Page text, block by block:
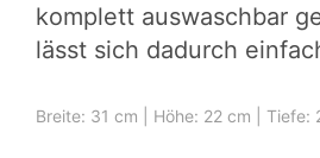
komplett auswaschbar
lässt sich dadurch
Breite: 31 cm | Höhe: 22 cm | Tiefe: